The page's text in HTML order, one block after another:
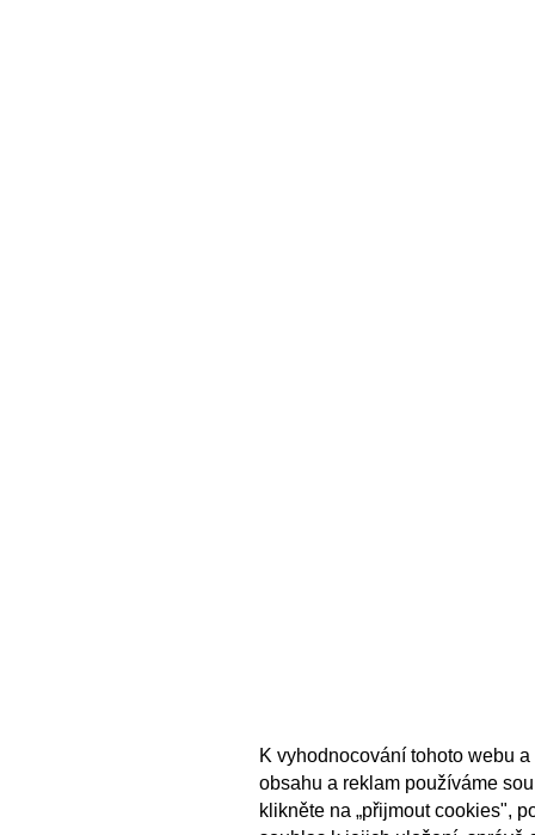
K vyhodnocování tohoto webu
obsahu a reklam používáme
klikněte na „přijmout cookies",